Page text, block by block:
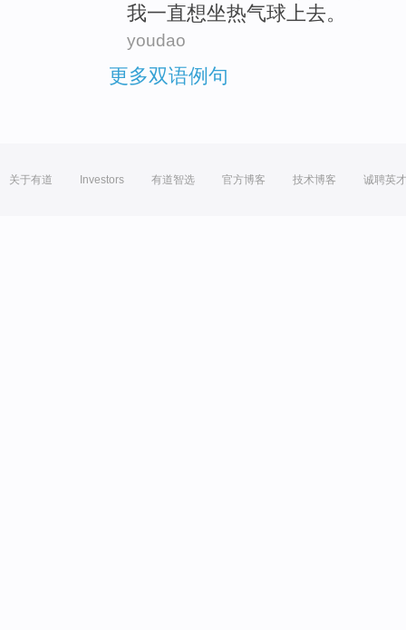
我一直想坐热气球上去。
youdao
更多双语例句
关于有道 Investors 有道智选 官方博客 技术博客 诚聘英才